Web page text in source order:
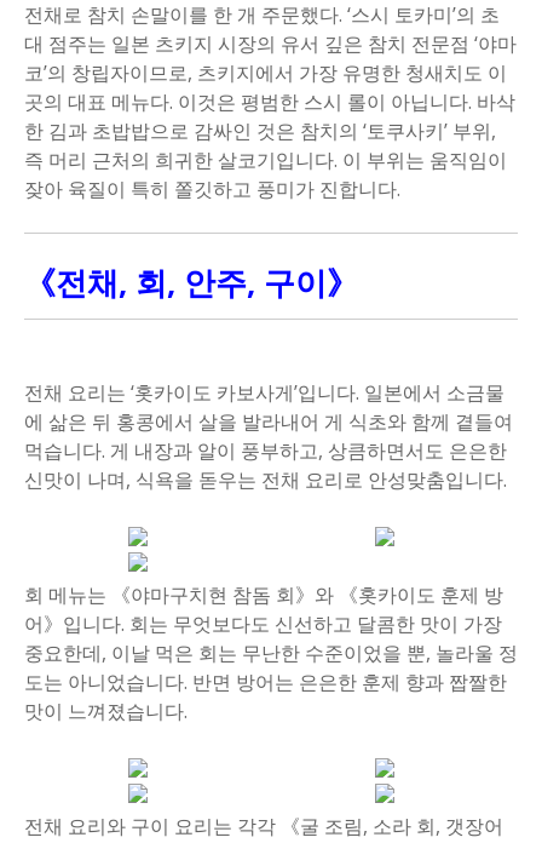
전채로 참치 손말이를 한 개 주문했다. ‘스시 토카미’의 초
대 점주는 일본 츠키지 시장의 유서 깊은 참치 전문점 ‘야마
코’의 창립자이므로, 츠키지에서 가장 유명한 청새치도 이
곳의 대표 메뉴다. 이것은 평범한 스시 롤이 아닙니다. 바삭
한 김과 초밥밥으로 감싸인 것은 참치의 ‘토쿠사키’ 부위,
즉 머리 근처의 희귀한 살코기입니다. 이 부위는 움직임이
잦아 육질이 특히 쫄깃하고 풍미가 진합니다.
《전채, 회, 안주, 구이》
전채 요리는 ‘홋카이도 카보사게’입니다. 일본에서 소금물
에 삶은 뒤 홍콩에서 살을 발라내어 게 식초와 함께 곁들여
먹습니다. 게 내장과 알이 풍부하고, 상큼하면서도 은은한
신맛이 나며, 식욕을 돋우는 전채 요리로 안성맞춤입니다.
회 메뉴는 《야마구치현 참돔 회》와 《홋카이도 훈제 방
어》입니다. 회는 무엇보다도 신선하고 달콤한 맛이 가장
중요한데, 이날 먹은 회는 무난한 수준이었을 뿐, 놀라울 정
도는 아니었습니다. 반면 방어는 은은한 훈제 향과 짭짤한
맛이 느껴졌습니다.
전채 요리와 구이 요리는 각각 《굴 조림, 소라 회, 갯장어